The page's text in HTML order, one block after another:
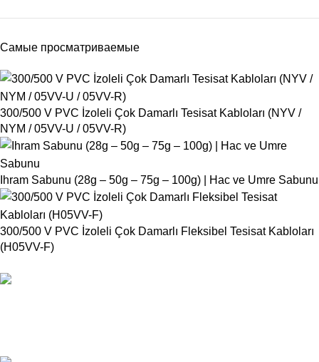
Самые просматриваемые
300/500 V PVC İzoleli Çok Damarlı Tesisat Kabloları (NYV /
NYM / 05VV-U / 05VV-R)
Ihram Sabunu (28g – 50g – 75g – 100g) | Hac ve Umre Sabunu
300/500 V PVC İzoleli Çok Damarlı Fleksibel Tesisat Kabloları
(H05VV-F)